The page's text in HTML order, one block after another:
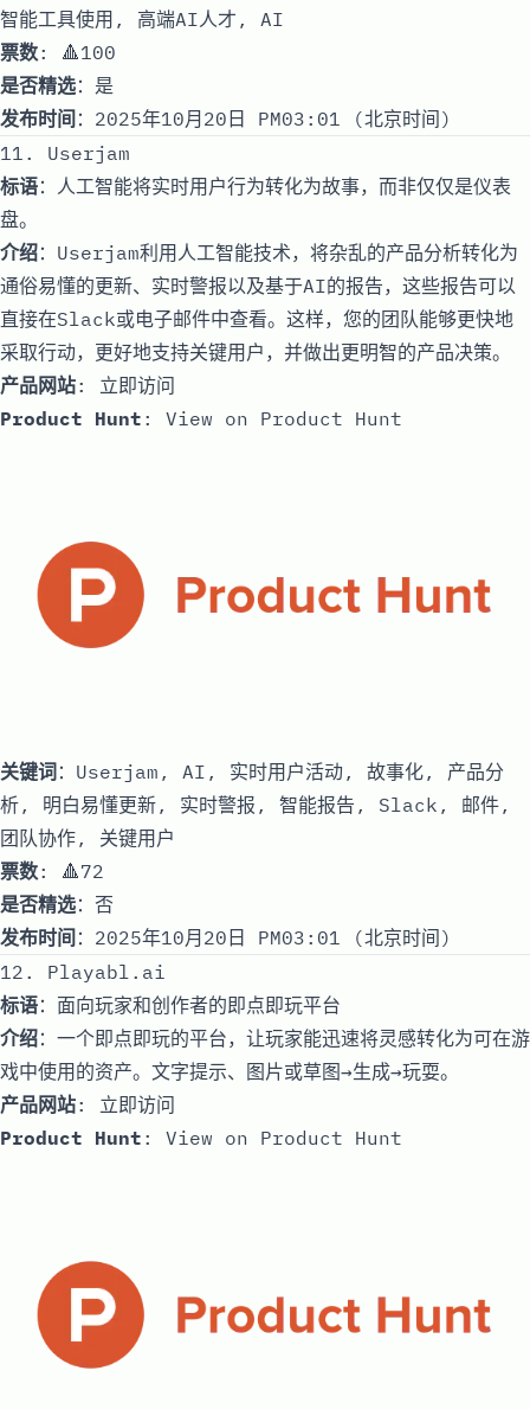
智能工具使用, 高端AI人才, AI
票数: 🔺100
是否精选：是
发布时间 ：2025年10月20日 PM03:01 (北京时间)
11. Userjam
标语：人工智能将实时用户行为转化为故事，而非仅仅是仪表
盘。
介绍：Userjam利用人工智能技术，将杂乱的产品分析转化为
通俗易懂的更新、实时警报以及基于AI的报告，这些报告可以
直接在Slack或电子邮件中查看。这样，您的团队能够更快地
采取行动，更好地支持关键用户，并做出更明智的产品决策。
产品网站: 立即访问
Product Hunt : View on Product Hunt
关键词 ：Userjam, AI, 实时用户活动, 故事化, 产品分
析, 明白易懂更新, 实时警报, 智能报告, Slack, 邮件,
团队协作, 关键用户
票数: 🔺72
是否精选：否
发布时间 ：2025年10月20日 PM03:01 (北京时间)
12. Playabl.ai
标语：面向玩家和创作者的即点即玩平台
介绍：一个即点即玩的平台，让玩家能迅速将灵感转化为可在游
戏中使用的资产。文字提示、图片或草图→生成→玩耍。
产品网站: 立即访问
Product Hunt : View on Product Hunt